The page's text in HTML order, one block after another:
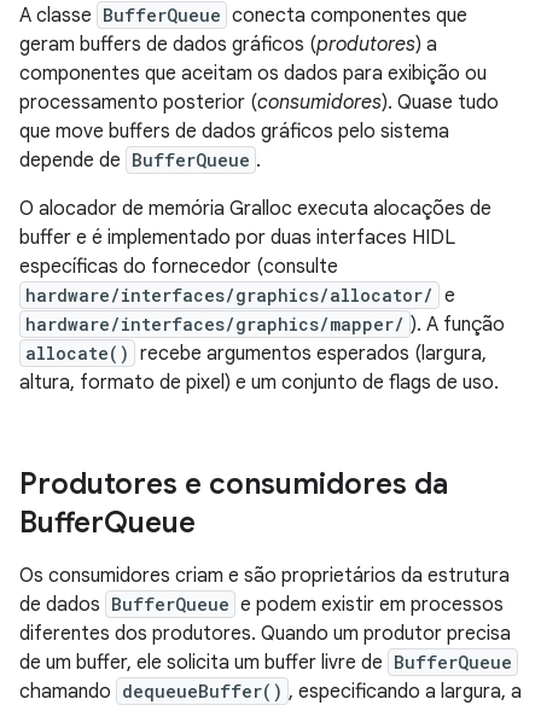
A classe BufferQueue conecta componentes que
geram buffers de dados gráficos (produtores) a
componentes que aceitam os dados para exibição ou
processamento posterior (consumidores). Quase tudo
que move buffers de dados gráficos pelo sistema
depende de BufferQueue .
O alocador de memória Gralloc executa alocações de
buffer e é implementado por duas interfaces HIDL
específicas do fornecedor (consulte
hardware/interfaces/graphics/allocator/ e
hardware/interfaces/graphics/mapper/ ). A função
allocate() recebe argumentos esperados (largura,
altura, formato de pixel) e um conjunto de flags de uso.
Produtores e consumidores da
BufferQueue
Os consumidores criam e são proprietários da estrutura
de dados BufferQueue e podem existir em processos
diferentes dos produtores. Quando um produtor precisa
de um buffer, ele solicita um buffer livre de BufferQueue
chamando dequeueBuffer() , especificando a largura, a